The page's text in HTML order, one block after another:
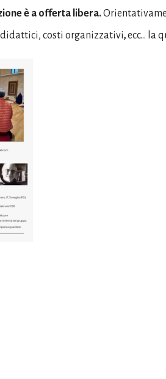
è a offerta libera.
costi organizzativi,ecc… la